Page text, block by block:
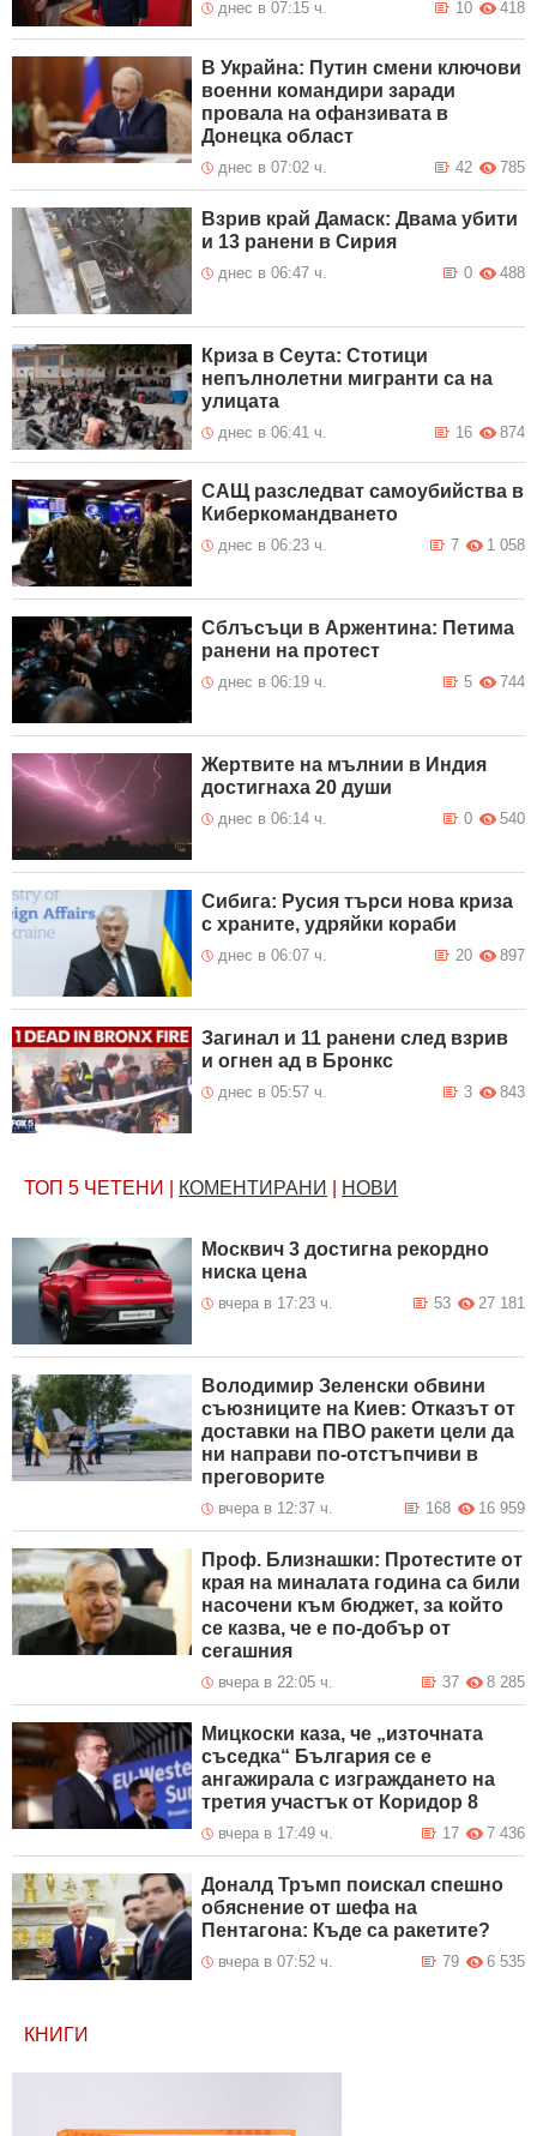
днес в 07:15 ч. 418
10
В Украйна: Путин смени ключови
военни командири заради
провала на офанзивата в
Донецка област
днес в 07:02 ч. 785
42
Взрив край Дамаск: Двама убити
и 13 ранени в Сирия
днес в 06:47 ч. 488
0
Криза в Сеута: Стотици
непълнолетни мигранти са на
улицата
днес в 06:41 ч. 874
16
САЩ разследват самоубийства в
Киберкомандването
днес в 06:23 ч. 1 058
7
Сблъсъци в Аржентина: Петима
ранени на протест
днес в 06:19 ч. 744
5
Жертвите на мълнии в Индия
достигнаха 20 души
днес в 06:14 ч. 540
0
Сибига: Русия търси нова криза
с храните, удряйки кораби
днес в 06:07 ч. 897
20
Загинал и 11 ранени след взрив
и огнен ад в Бронкс
днес в 05:57 ч. 843
3
ТОП 5 ЧЕТЕНИ КОМЕНТИРАНИ НОВИ
Москвич 3 достигна рекордно
ниска цена
вчера в 17:23 ч. 27 181
53
Володимир Зеленски обвини
съюзниците на Киев: Отказът от
доставки на ПВО ракети цели да
ни направи по-отстъпчиви в
преговорите
вчера в 12:37 ч. 16 959
168
Проф. Близнашки: Протестите от
края на миналата година са били
насочени към бюджет, за който
се казва, че е по-добър от
сегашния
вчера в 22:05 ч. 8 285
37
Мицкоски каза, че „източната
съседка“ България се е
ангажирала с изграждането на
третия участък от Коридор 8
вчера в 17:49 ч. 7 436
17
Доналд Тръмп поискал спешно
обяснение от шефа на
Пентагона: Къде са ракетите?
вчера в 07:52 ч. 6 535
79
КНИГИ